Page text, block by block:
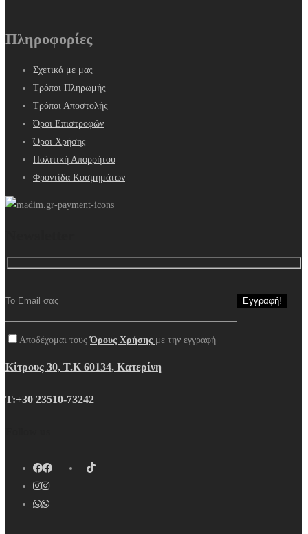
Πληροφορίες
Σχετικά με μας
Τρόποι Πληρωμής
Τρόποι Αποστολής
Όροι Επιστροφών
Όροι Χρήσης
Πολιτική Απορρήτου
Φροντίδα Κοσμημάτων
Αποδέχομαι τουςΌρους Χρήσης με την εγγραφή
Κίτρους 30, Τ.Κ 60134, Κατερίνη
Τ:+30 23510-73242